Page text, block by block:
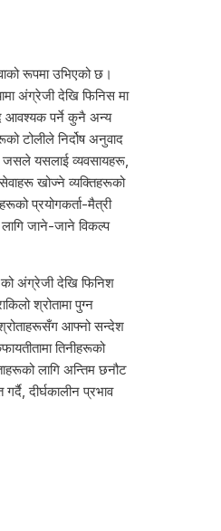
रूपमा उभिएको छ।
अंग्रेजी देखि फिनिस मा
आवश्यक पर्ने कुनै अन्य
टोलीले निर्दोष अनुवाद
जसले यसलाई व्यवसायहरू,
खोज्ने व्यक्तिहरूको
प्रयोगकर्ता-मैत्री
लागि जाने-जाने विकल्प
अंग्रेजी देखि फिनिश
श्रोतामा पुग्न
श्रोताहरूसँग आफ्नो सन्देश
तिनीहरूको
लागि अन्तिम छनौट
दीर्घकालीन प्रभाव